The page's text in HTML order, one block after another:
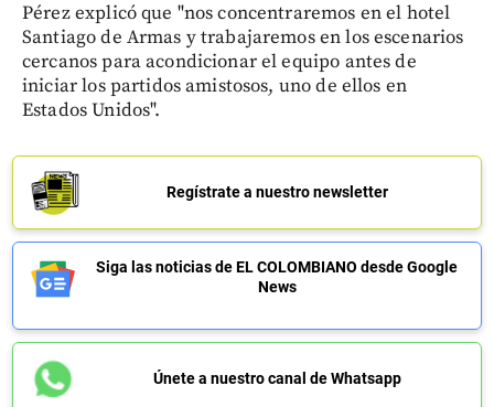
Pérez explicó que "nos concentraremos en el hotel
Santiago de Armas y trabajaremos en los escenarios
cercanos para acondicionar el equipo antes de
iniciar los partidos amistosos, uno de ellos en
Estados Unidos".
Regístrate a nuestro newsletter
Siga las noticias de EL COLOMBIANO desde Google
News
Únete a nuestro canal de Whatsapp